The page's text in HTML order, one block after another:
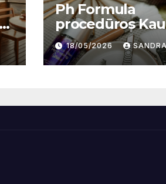
Ph Formula
procedūros
– moderni odos
atnaujinimo
sistema
18/05/2026